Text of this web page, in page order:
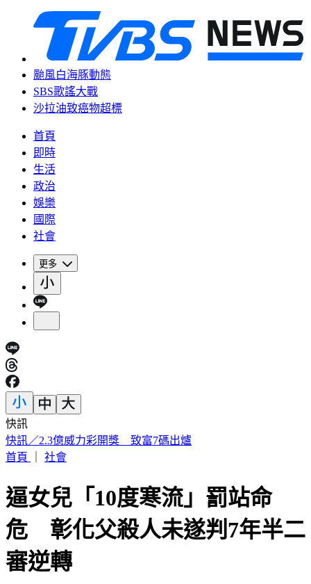
颱風白海豚動態
SBS歌謠大戰
沙拉油致癌物超標
首頁
即時
生活
政治
娛樂
國際
社會
更多
快訊
女律師陳昱瑄狠詐慈濟10億遭起訴 台中地院裁定繼續羈押
首頁
社會
逼女兒「10度寒流」罰站命
危 彰化父殺人未遂判7年半二
審逆轉